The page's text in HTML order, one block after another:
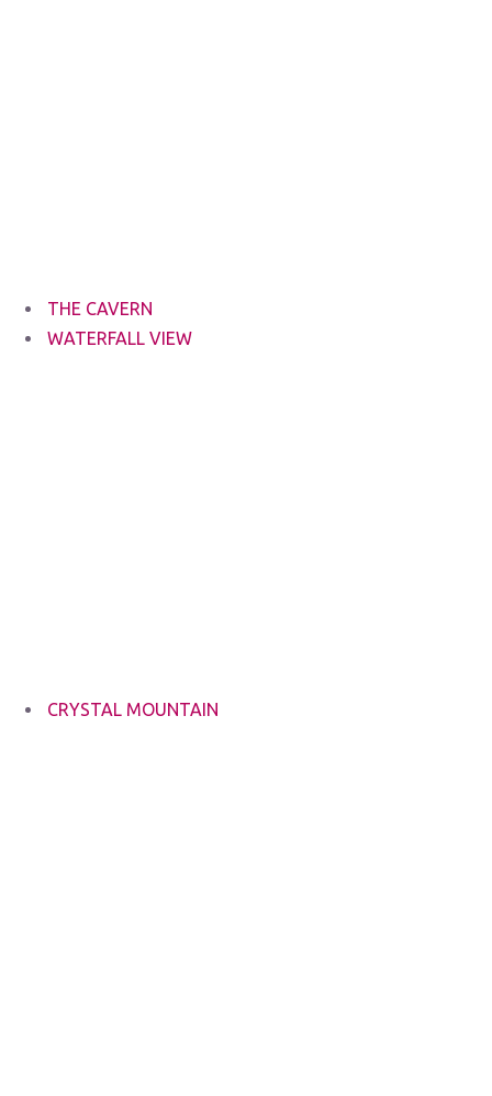
THE CAVERN
WATERFALL VIEW
CRYSTAL MOUNTAIN